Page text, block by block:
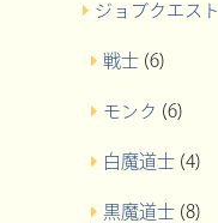
ジョブクエスト
戦士 (6)
モンク (6)
白魔道士 (4)
黒魔道士 (8)